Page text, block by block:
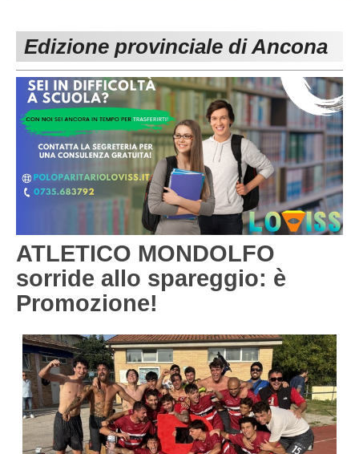
Carica la tua Rosa
1^ CATEGORIA
2^ CATEGORIA
3^ CATEGORIA
GIOVANILI
Edizione provinciale di Ancona
ATLETICO MONDOLFO
sorride allo spareggio: è
Promozione!